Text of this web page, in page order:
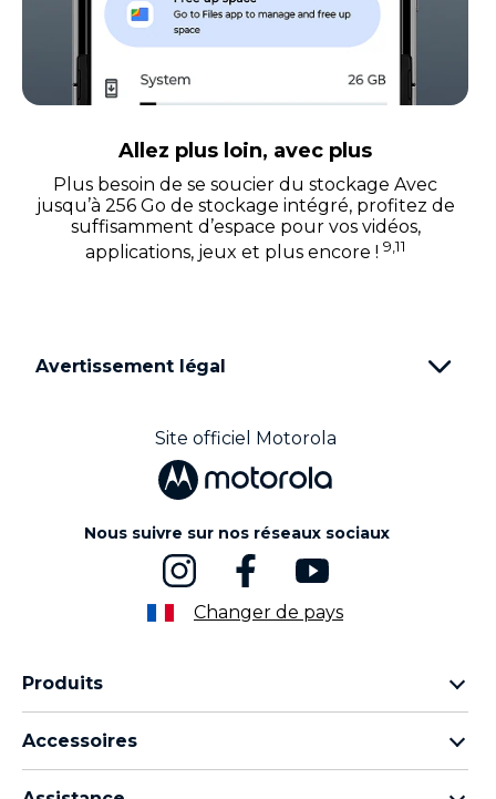
Allez plus loin, avec plus
Plus besoin de se soucier du stockage Avec
jusqu’à 256 Go de stockage intégré, profitez de
suffisamment d’espace pour vos vidéos,
applications, jeux et plus encore ! 9,11
Avertissement légal
Site officiel Motorola
Nous suivre sur nos réseaux sociaux
Changer de pays
Produits
Famille Moto g
Accessoires